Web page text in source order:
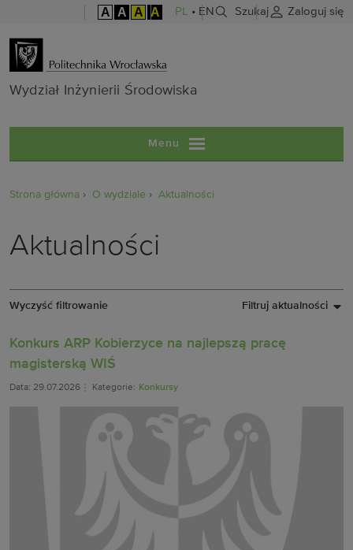
A A A A PL • EN Szukaj Zaloguj się
Wydział
Wydział Inżynierii Środowiska
Menu
Strona główna O wydziale Aktualności
Aktualności
Wyczyść filtrowanie Filtruj aktualności
Konkurs ARP Kobierzyce na najlepszą pracę
magisterską WIŚ
Data: 29.07.2026 Kategorie: Konkursy